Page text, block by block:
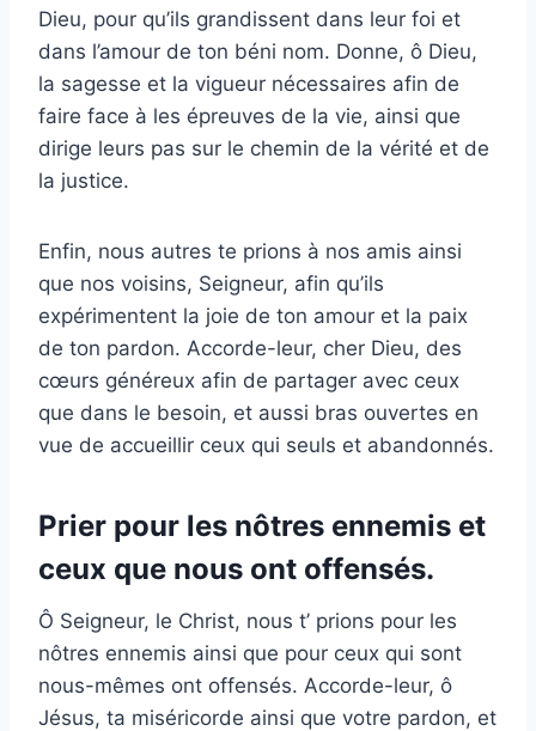
Dieu, pour qu’ils grandissent dans leur foi et
dans l’amour de ton béni nom. Donne, ô Dieu,
la sagesse et la vigueur nécessaires afin de
faire face à les épreuves de la vie, ainsi que
dirige leurs pas sur le chemin de la vérité et de
la justice.
Enfin, nous autres te prions à nos amis ainsi
que nos voisins, Seigneur, afin qu’ils
expérimentent la joie de ton amour et la paix
de ton pardon. Accorde-leur, cher Dieu, des
cœurs généreux afin de partager avec ceux
que dans le besoin, et aussi bras ouvertes en
vue de accueillir ceux qui seuls et abandonnés.
Prier pour les nôtres ennemis et
ceux que nous ont offensés.
Ô Seigneur, le Christ, nous t’ prions pour les
nôtres ennemis ainsi que pour ceux qui sont
nous-mêmes ont offensés. Accorde-leur, ô
Jésus, ta miséricorde ainsi que votre pardon, et